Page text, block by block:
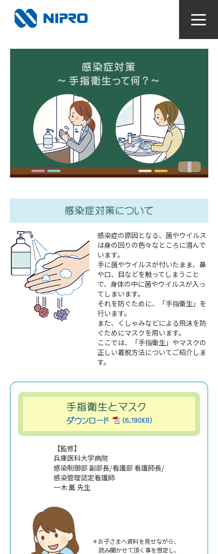
お薬と病気のなるほどライブラリ
視て！聴いて！知っとく健康動画
感染症対策〜手指衛生って何？〜
お肌の健康
こころの健康 for Women
抗菌薬を正しく知って使おう
妊娠について考えるスタートBOOK
感染症の原因となる、菌やウイルス
は身の回りの色々なところに潜んで
います。
手に菌やウイルスが付いたまま、鼻
や口、目などを触ってしまうこと
で、身体の中に菌やウイルスが入っ
てしまいます。
それを防ぐために、「手指衛生」を
行います。
また、くしゃみなどによる飛沫を防
ぐためにマスクを用います。
ここでは、「手指衛生」やマスクの
正しい着脱方法についてご紹介しま
す。
【監修】
兵庫医科大学病院
感染制御部 副部長/看護部 看護師長/
感染管理認定看護師
一木 薫 先生
＊お子さまへ資料を見せながら、
読み聞かせて頂く事を想定し、